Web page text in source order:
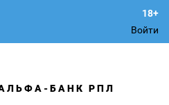
Войти
БАНК РПЛ